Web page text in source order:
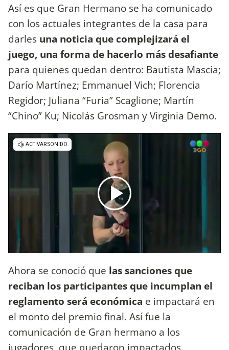
Así es que Gran Hermano se ha comunicado
con los actuales integrantes de la casa para
darles una noticia que complejizará el
juego, una forma de hacerlo más desafiante
para quienes quedan dentro: Bautista Mascia;
Darío Martínez; Emmanuel Vich; Florencia
Regidor; Juliana “Furia” Scaglione; Martín
“Chino” Ku; Nicolás Grosman y Virginia Demo.
Ahora se conoció que las sanciones que
reciban los participantes que incumplan el
reglamento será económica e impactará en
el monto del premio final. Así fue la
comunicación de Gran hermano a los